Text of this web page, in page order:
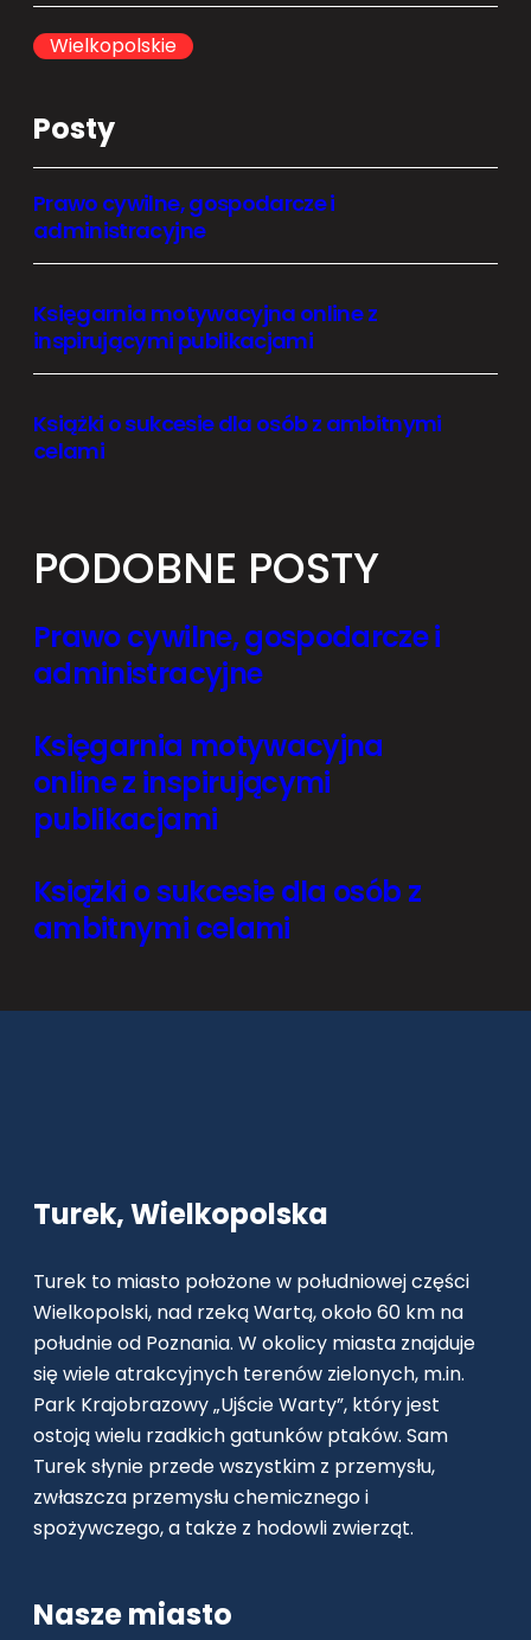
hWielkopolskie
Posty
Prawo cywilne, gospodarcze i
administracyjne
Księgarnia motywacyjna online z
inspirującymi publikacjami
Książki o sukcesie dla osób z ambitnymi
celami
PODOBNE POSTY
Prawo cywilne, gospodarcze i
administracyjne
Księgarnia motywacyjna
online z inspirującymi
publikacjami
Książki o sukcesie dla osób z
ambitnymi celami
Turek, Wielkopolska
Turek to miasto położone w południowej części
Wielkopolski, nad rzeką Wartą, około 60 km na
południe od Poznania. W okolicy miasta znajduje
się wiele atrakcyjnych terenów zielonych, m.in.
Park Krajobrazowy „Ujście Warty”, który jest
ostoją wielu rzadkich gatunków ptaków. Sam
Turek słynie przede wszystkim z przemysłu,
zwłaszcza przemysłu chemicznego i
spożywczego, a także z hodowli zwierząt.
Nasze miasto